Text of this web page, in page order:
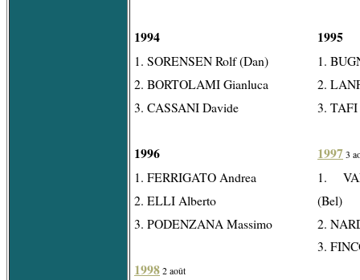
1994
1. SORENSEN Rolf (Dan)
2. BORTOLAMI Gianluca
3. CASSANI Davide
1996
1. FERRIGATO Andrea
2. ELLI Alberto
3. PODENZANA Massimo
1998 2 août
1995
1.
2.
3. TAFI
1997 3
1.
(Bel)
2.
3.